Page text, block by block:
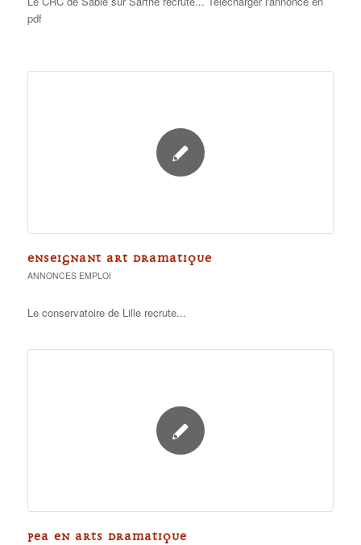
pdf
ENSEIGNANT ART DRAMATIQUE
ANNONCES EMPLOI
Le conservatoire de Lille recrute...
PEA EN ARTS DRAMATIQUE